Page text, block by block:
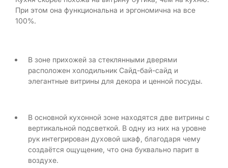
При этом она функциональна и эргономична на все
100%.
В зоне прихожей за стеклянными дверями
расположен холодильник Сайд-бай-сайд и
элегантные витрины для декора и ценной посуды.
В основной кухонной зоне находятся две витрины с
вертикальной подсветкой. В одну из них на уровне
рук интегрирован духовой шкаф, благодаря чему
создаётся ощущение, что она буквально парит в
воздухе.